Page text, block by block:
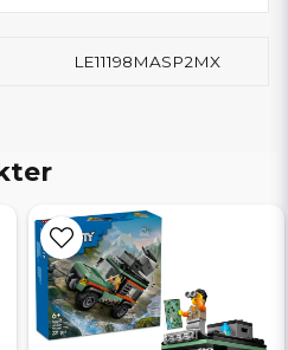
LE11198MASP2MX